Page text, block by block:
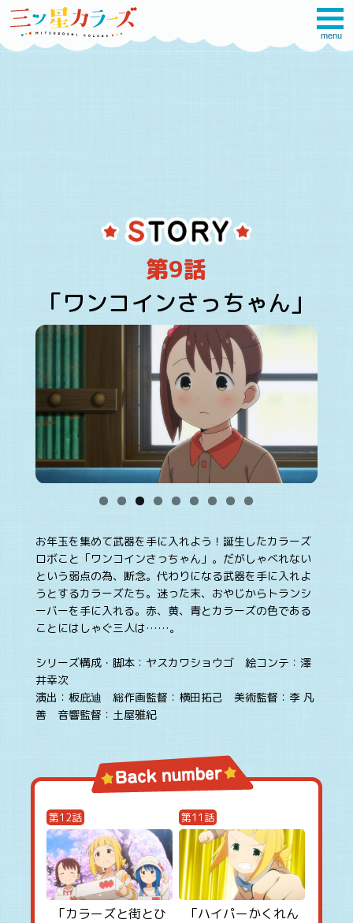
menu
第9話
「ワンコインさっちゃん」
お年玉を集めて武器を手に入れよう！誕生したカラーズ
ロボこと「ワンコインさっちゃん」。だがしゃべれない
という弱点の為、断念。代わりになる武器を手に入れよ
うとするカラーズたち。迷った末、おやじからトランシ
ーバーを手に入れる。赤、黄、青とカラーズの色である
ことにはしゃぐ三人は……。
シリーズ構成・脚本：ヤスカワショウゴ 絵コンテ：澤
井幸次
演出：板庇迪 総作画監督：横田拓己 美術監督：李 凡
善 音響監督：土屋雅紀
第12話
「カラーズと街とひ
第11話
「ハイパーかくれん